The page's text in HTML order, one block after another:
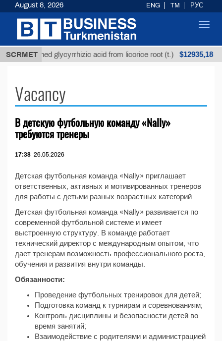
SCRMET
Unrefined glycyrrhizic acid from licorice root (t.) $12935,18
Vacancy
В детскую футбольную команду «Nally»
требуются тренеры
17:38 26.05.2026
Детская футбольная команда «Nally» приглашает
ответственных, активных и мотивированных тренеров
для работы с детьми разных возрастных категорий.
Детская футбольная команда «Nally» развивается по
современной футбольной системе и имеет
выстроенную структуру. В команде работает
технический директор с международным опытом, что
дает тренерам возможность профессионального роста,
обучения и развития внутри команды.
Обязанности:
Проведение футбольных тренировок для детей;
Подготовка команд к турнирам и соревнованиям;
Контроль дисциплины и безопасности детей во
время занятий;
Взаимодействие с родителями и администрацией
August 8, 2026 ENG TM РУС